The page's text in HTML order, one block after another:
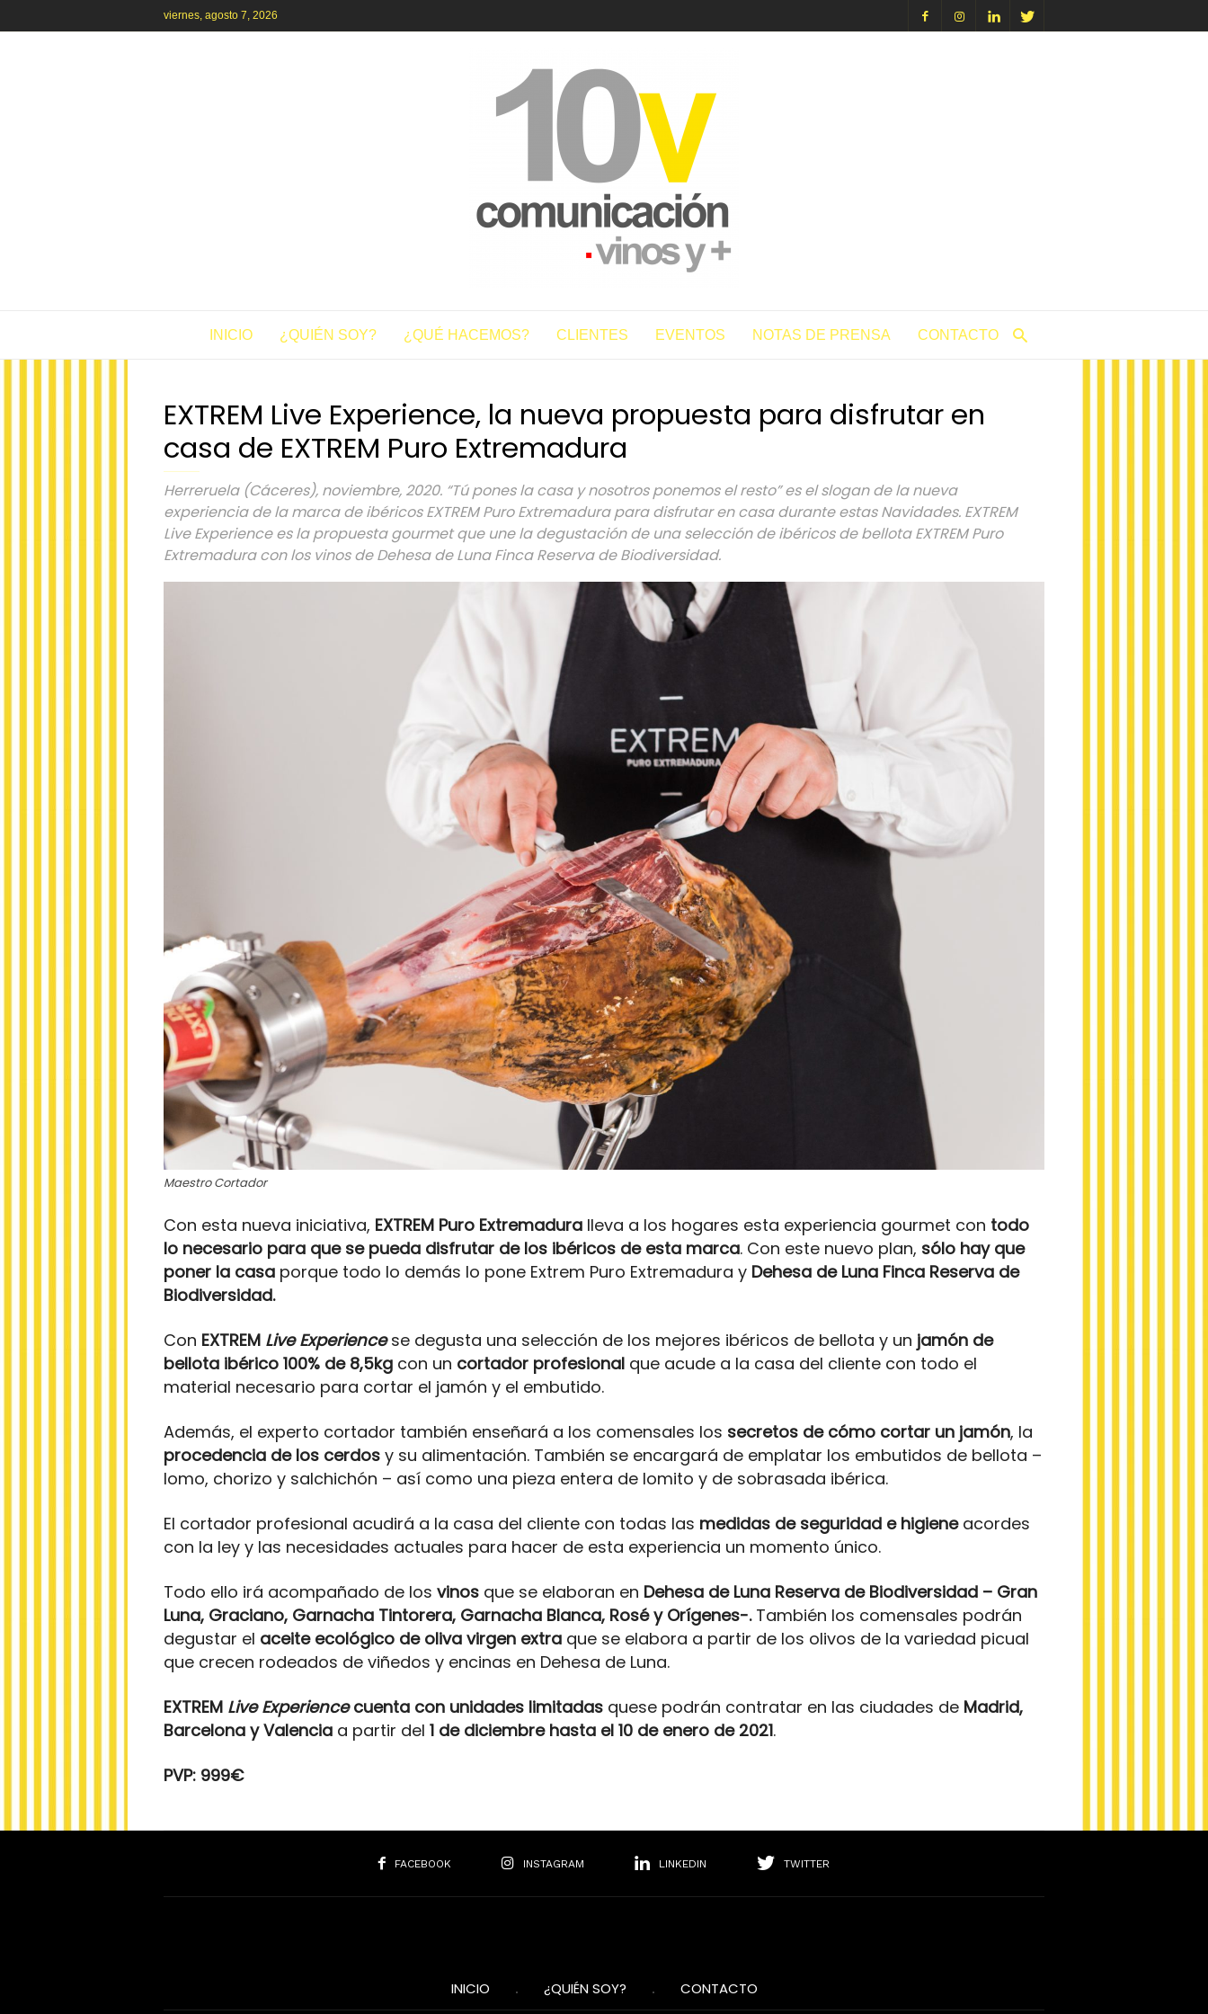
viernes, agosto 7, 2026
INICIO ¿QUIÉN SOY? ¿QUÉ HACEMOS? CLIENTES EVENTOS NOTAS DE PRENSA CONTACTO
EXTREM Live Experience, la nueva propuesta para disfrutar en
casa de EXTREM Puro Extremadura
Herreruela (Cáceres), noviembre, 2020. “Tú pones la casa y nosotros ponemos el resto” es el slogan de la nueva
experiencia de la marca de ibéricos EXTREM Puro Extremadura para disfrutar en casa durante estas Navidades. EXTREM
Live Experience es la propuesta gourmet que une la degustación de una selección de ibéricos de bellota EXTREM Puro
Extremadura con los vinos de Dehesa de Luna Finca Reserva de Biodiversidad.
Maestro Cortador
Con esta nueva iniciativa, EXTREM Puro Extremadura lleva a los hogares esta experiencia gourmet con todo
lo necesario para que se pueda disfrutar de los ibéricos de esta marca. Con este nuevo plan, sólo hay que
poner la casa porque todo lo demás lo pone Extrem Puro Extremadura y Dehesa de Luna Finca Reserva de
Biodiversidad.
Con EXTREM Live Experiencese degusta una selección de los mejores ibéricos de bellota y un jamón de
bellota ibérico 100% de 8,5kg con un cortador profesional que acude a la casa del cliente con todo el
material necesario para cortar el jamón y el embutido.
Además, el experto cortador también enseñará a los comensales los secretos de cómo cortar un jamón, la
procedencia de los cerdos y su alimentación. También se encargará de emplatar los embutidos de bellota –
lomo, chorizo y salchichón – así como una pieza entera de lomito y de sobrasada ibérica.
El cortador profesional acudirá a la casa del cliente con todas las medidas de seguridad e higieneacordes
con la ley y las necesidades actuales para hacer de esta experiencia un momento único.
Todo ello irá acompañado de los vinos que se elaboran en Dehesa de Luna Reserva de Biodiversidad – Gran
Luna, Graciano, Garnacha Tintorera, Garnacha Blanca, Rosé y Orígenes-. También los comensales podrán
degustar el aceite ecológico de oliva virgen extra que se elabora a partir de los olivos de la variedad picual
que crecen rodeados de viñedos y encinas en Dehesa de Luna.
EXTREM Live Experiencecuenta con unidades limitadas quese podrán contratar en las ciudades de Madrid,
Barcelona y Valencia a partir del 1 de diciembre hasta el 10 de enero de 2021.
PVP: 999€
FACEBOOK INSTAGRAM LINKEDIN TWITTER
INICIO ¿QUIÉN SOY? CONTACTO